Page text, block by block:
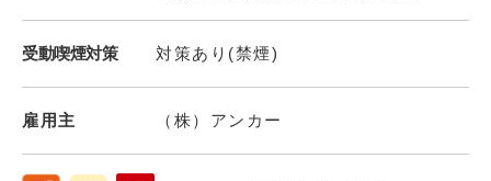
受動喫煙対策 対策あり(禁煙)
雇用主 （株）アンカー